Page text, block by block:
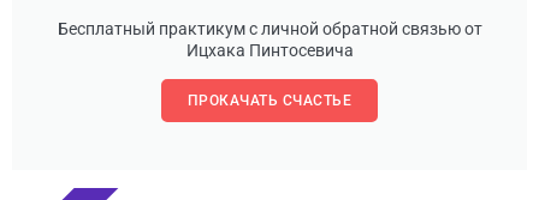
Бесплатный практикум с личной обратной связью от
Ицхака Пинтосевича
ПРОКАЧАТЬ СЧАСТЬЕ